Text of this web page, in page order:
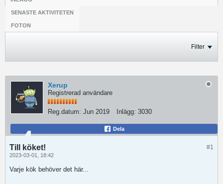
SENASTE AKTIVITETEN
FOTON
Filter
Xerup
Registrerad användare
Reg.datum: Jun 2019 Inlägg: 3030
Dela
#1
Till köket!
2023-03-01, 18:42
Varje kök behöver det här...